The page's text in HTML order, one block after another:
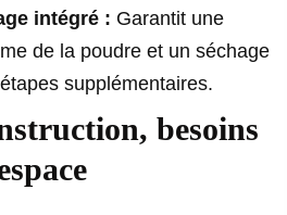
intégré : Garantit une
de la poudre et un séchage
supplémentaires.
besoins